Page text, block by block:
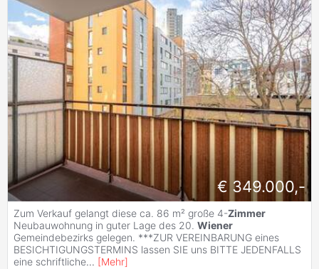
€ 349.000,-
Zum Verkauf gelangt diese ca. 86 m² große 4-Zimmer
Neubauwohnung in guter Lage des 20. Wiener
Gemeindebezirks gelegen. ***ZUR VEREINBARUNG eines
BESICHTIGUNGSTERMINS lassen SIE uns BITTE JEDENFALLS
eine schriftliche... [Mehr]